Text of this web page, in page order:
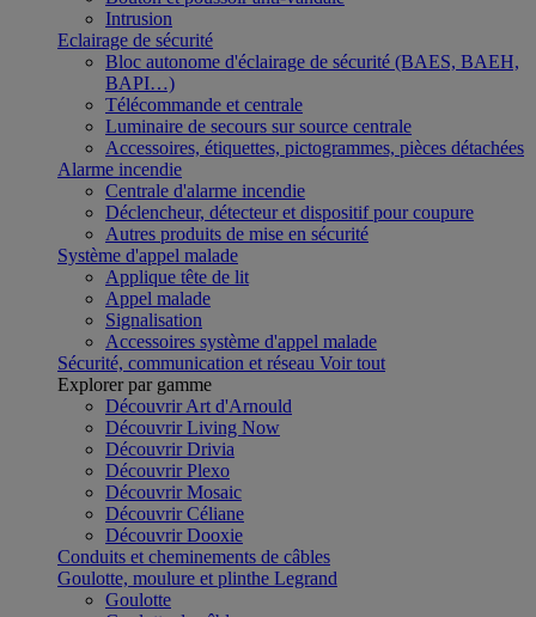
Intrusion
Eclairage de sécurité
Bloc autonome d'éclairage de sécurité (BAES, BAEH,
BAPI…)
Télécommande et centrale
Luminaire de secours sur source centrale
Accessoires, étiquettes, pictogrammes, pièces détachées
Alarme incendie
Centrale d'alarme incendie
Déclencheur, détecteur et dispositif pour coupure
Autres produits de mise en sécurité
Système d'appel malade
Applique tête de lit
Appel malade
Signalisation
Accessoires système d'appel malade
Sécurité, communication et réseau Voir tout
Explorer par gamme
Découvrir Art d'Arnould
Découvrir Living Now
Découvrir Drivia
Découvrir Plexo
Découvrir Mosaic
Découvrir Céliane
Découvrir Dooxie
Conduits et cheminements de câbles
Goulotte, moulure et plinthe Legrand
Goulotte